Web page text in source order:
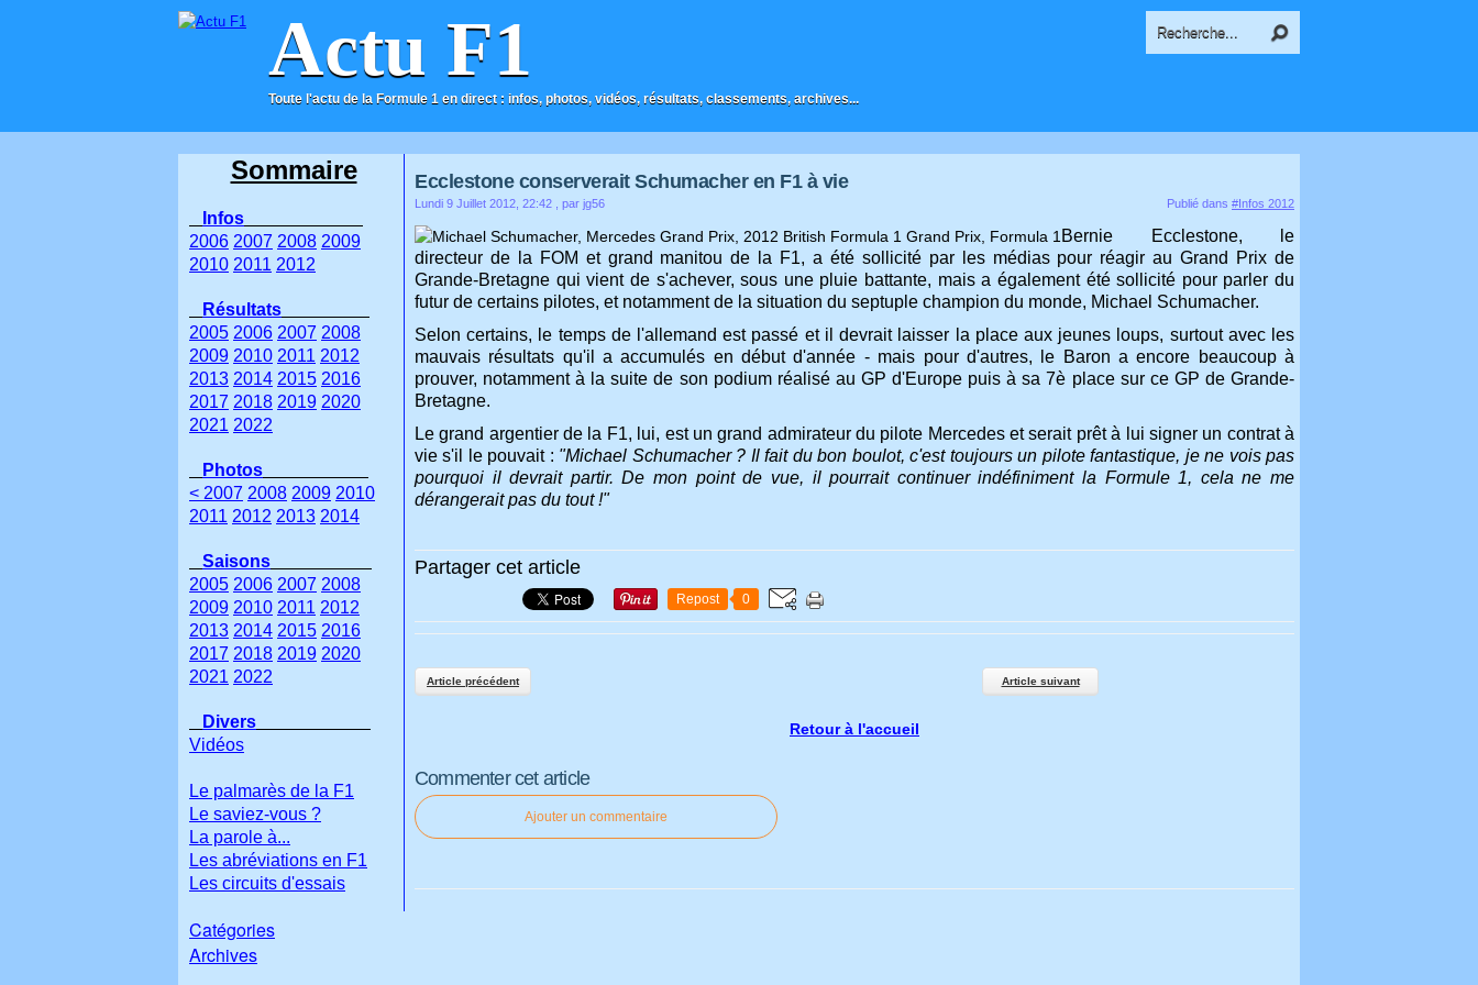
Actu F1
Toute l'actu de la Formule 1 en direct : infos, photos, vidéos, résultats, classements, archives...
ACCUEIL CONTACT
Ecclestone conserverait Schumacher en F1 à vie
Lundi 9 Juillet 2012, 22:42 , par jg56 Publié dans #Infos 2012
Bernie Ecclestone, le
directeur de la FOM et grand manitou de la F1, a été sollicité par les médias pour réagir au Grand Prix de
Grande-Bretagne qui vient de s'achever, sous une pluie battante, mais a également été sollicité pour parler du
futur de certains pilotes, et notamment de la situation du septuple champion du monde, Michael Schumacher.
Selon certains, le temps de l'allemand est passé et il devrait laisser la place aux jeunes loups, surtout avec les
mauvais résultats qu'il a accumulés en début d'année - mais pour d'autres, le Baron a encore beaucoup à
prouver, notamment à la suite de son podium réalisé au GP d'Europe puis à sa 7è place sur ce GP de Grande-
Bretagne.
Le grand argentier de la F1, lui, est un grand admirateur du pilote Mercedes et serait prêt à lui signer un contrat à
vie s'il le pouvait : "Michael Schumacher ? Il fait du bon boulot, c'est toujours un pilote fantastique, je ne vois pas
pourquoi il devrait partir. De mon point de vue, il pourrait continuer indéfiniment la Formule 1, cela ne me
dérangerait pas du tout !"
Partager cet article
Repost 0
Article précédent Article suivant
Retour à l'accueil
Commenter cet article
Ajouter un commentaire
Sommaire
Infos
2006 2007 2008 2009
2010 2011 2012
Résultats
2005 2006 2007 2008
2009 2010 2011 2012
2013 2014 2015 2016
2017 2018 2019 2020
2021 2022
Photos
< 2007 2008 2009 2010
2011 2012 2013 2014
Saisons
2005 2006 2007 2008
2009 2010 2011 2012
2013 2014 2015 2016
2017 2018 2019 2020
2021 2022
Divers
Vidéos
Le palmarès de la F1
Le saviez-vous ?
La parole à...
Les abréviations en F1
Les circuits d'essais
Catégories
Archives